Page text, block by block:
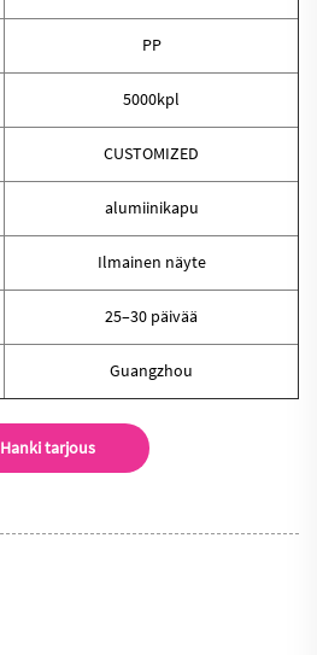
PP
5000kpl
CUSTOMIZED
alumiinikapu
Ilmainen näyte
25–30 päivää
Guangzhou
Hanki tarjous